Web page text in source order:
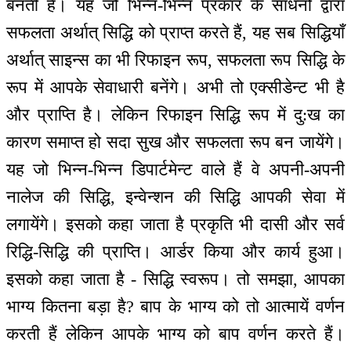
बनती हैं। यह जो भिन्न-भिन्न प्रकार के साधनों द्वारा
सफलता अर्थात् सिद्धि को प्राप्त करते हैं, यह सब सिद्धियाँ
अर्थात् साइन्स का भी रिफाइन रूप, सफलता रूप सिद्धि के
रूप में आपके सेवाधारी बनेंगे। अभी तो एक्सीडेन्ट भी है
और प्राप्ति है। लेकिन रिफाइन सिद्धि रूप में दु:ख का
कारण समाप्त हो सदा सुख और सफलता रूप बन जायेंगे।
यह जो भिन्न-भिन्न डिपार्टमेन्ट वाले हैं वे अपनी-अपनी
नालेज की सिद्धि, इन्वेन्शन की सिद्धि आपकी सेवा में
लगायेंगे। इसको कहा जाता है प्रकृति भी दासी और सर्व
रिद्धि-सिद्धि की प्राप्ति। आर्डर किया और कार्य हुआ।
इसको कहा जाता है - सिद्धि स्वरूप। तो समझा, आपका
भाग्य कितना बड़ा है? बाप के भाग्य को तो आत्मायें वर्णन
करती हैं लेकिन आपके भाग्य को बाप वर्णन करते हैं।